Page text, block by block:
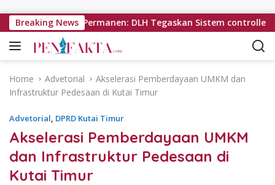
Breaking News
Penutupan Permanen: DLH Tegaskan Sistem controlled
Home Advetorial
Akselerasi Pemberdayaan UMKM dan
Infrastruktur Pedesaan di Kutai Timur
Advetorial, DPRD Kutai Timur
Akselerasi Pemberdayaan UMKM
dan Infrastruktur Pedesaan di
Kutai Timur